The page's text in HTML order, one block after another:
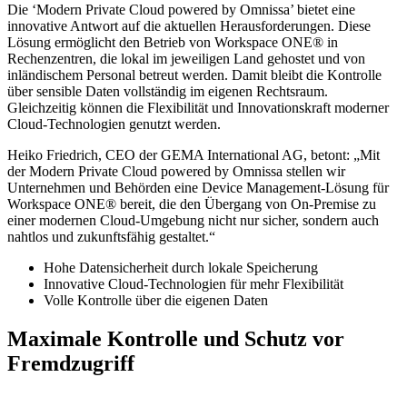
Die ‘Modern Private Cloud powered by Omnissa’ bietet eine
innovative Antwort auf die aktuellen Herausforderungen. Diese
Lösung ermöglicht den Betrieb von Workspace ONE® in
Rechenzentren, die lokal im jeweiligen Land gehostet und von
inländischem Personal betreut werden. Damit bleibt die Kontrolle
über sensible Daten vollständig im eigenen Rechtsraum.
Gleichzeitig können die Flexibilität und Innovationskraft moderner
Cloud-Technologien genutzt werden.
Heiko Friedrich, CEO der GEMA International AG, betont: „Mit
der Modern Private Cloud powered by Omnissa stellen wir
Unternehmen und Behörden eine Device Management-Lösung für
Workspace ONE® bereit, die den Übergang von On-Premise zu
einer modernen Cloud-Umgebung nicht nur sicher, sondern auch
nahtlos und zukunftsfähig gestaltet.“
Hohe Datensicherheit durch lokale Speicherung
Innovative Cloud-Technologien für mehr Flexibilität
Volle Kontrolle über die eigenen Daten
Maximale Kontrolle und Schutz vor
Fremdzugriff